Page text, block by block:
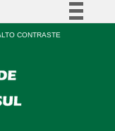
Participe
à informação
CONTRASTE